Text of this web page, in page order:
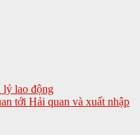
lý lao động
tới Hải quan và xuất nhập